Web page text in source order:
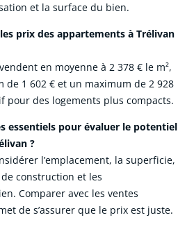
et la surface du bien.
prix des appartements à Trélivan
en moyenne à 2 378 € le m²,
de 1 602 € et un maximum de 2 928
pour des logements plus compacts.
essentiels pour évaluer le potentiel
?
l’emplacement, la superficie,
de construction et les
Comparer avec les ventes
de s’assurer que le prix est juste.